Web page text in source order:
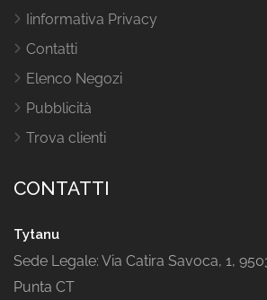
Iinformativa Privacy
Contatti
Elenco Negozi
Pubblicità
Trova clienti
CONTATTI
Tytanu
Sede Legale: Via Catira Savoca, 1,
Punta CT